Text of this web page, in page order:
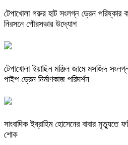
টেপাখোলা গরুর হাট সংলগ্ন ড্রেন পরিষ্কার
নিরসনে পৌরসভার উদ্যোগ
টেপাখোলা ইয়াছিন মঞ্জিল জামে মসজিদ
পাইপ ড্রেন নির্মাণকাজ পরিদর্শন
সাংবাদিক ইব্রাহিম হোসেনের বাবার মৃত্যুতে
শোক